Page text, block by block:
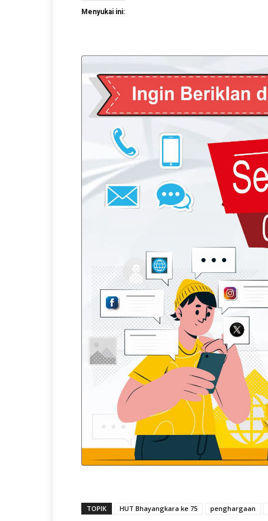
Menyukai ini:
TOPIK HUT Bhayangkara ke 75 penghargaan